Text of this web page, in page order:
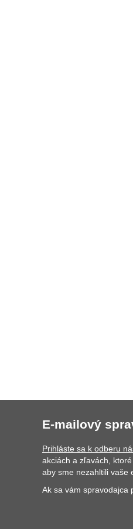
E-mailový
Prihláste sa k odberu
akciách a zľavách,
aby sme nezahltili vaše
Ak sa vám spravodajca